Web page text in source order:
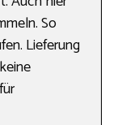
So
Lieferung